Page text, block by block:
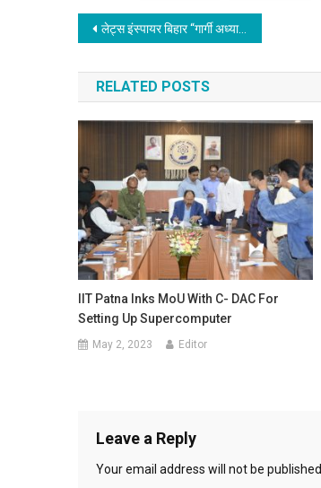
Post navigation
लेट्स इंस्पायर बिहार “गार्गी अध्याय” तथा “प्रभात वाणी” के संयुक्त तत्वावधान में याद किए गए महाकवि केदारनाथ मिश्र “प्रभात”
RELATED POSTS
IIT Patna Inks MoU With C- DAC For
Setting Up Supercomputer
May 2, 2023 Editor
Leave a Reply
Your email address will not be published.